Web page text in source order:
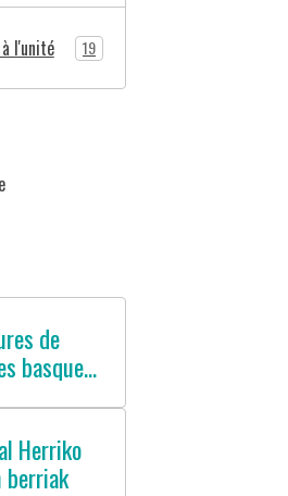
l'unité 19
de
basques
Herriko
berriak